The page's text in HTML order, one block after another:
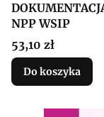
NPP WSIP
Cena
53,10 zł
Do koszyka